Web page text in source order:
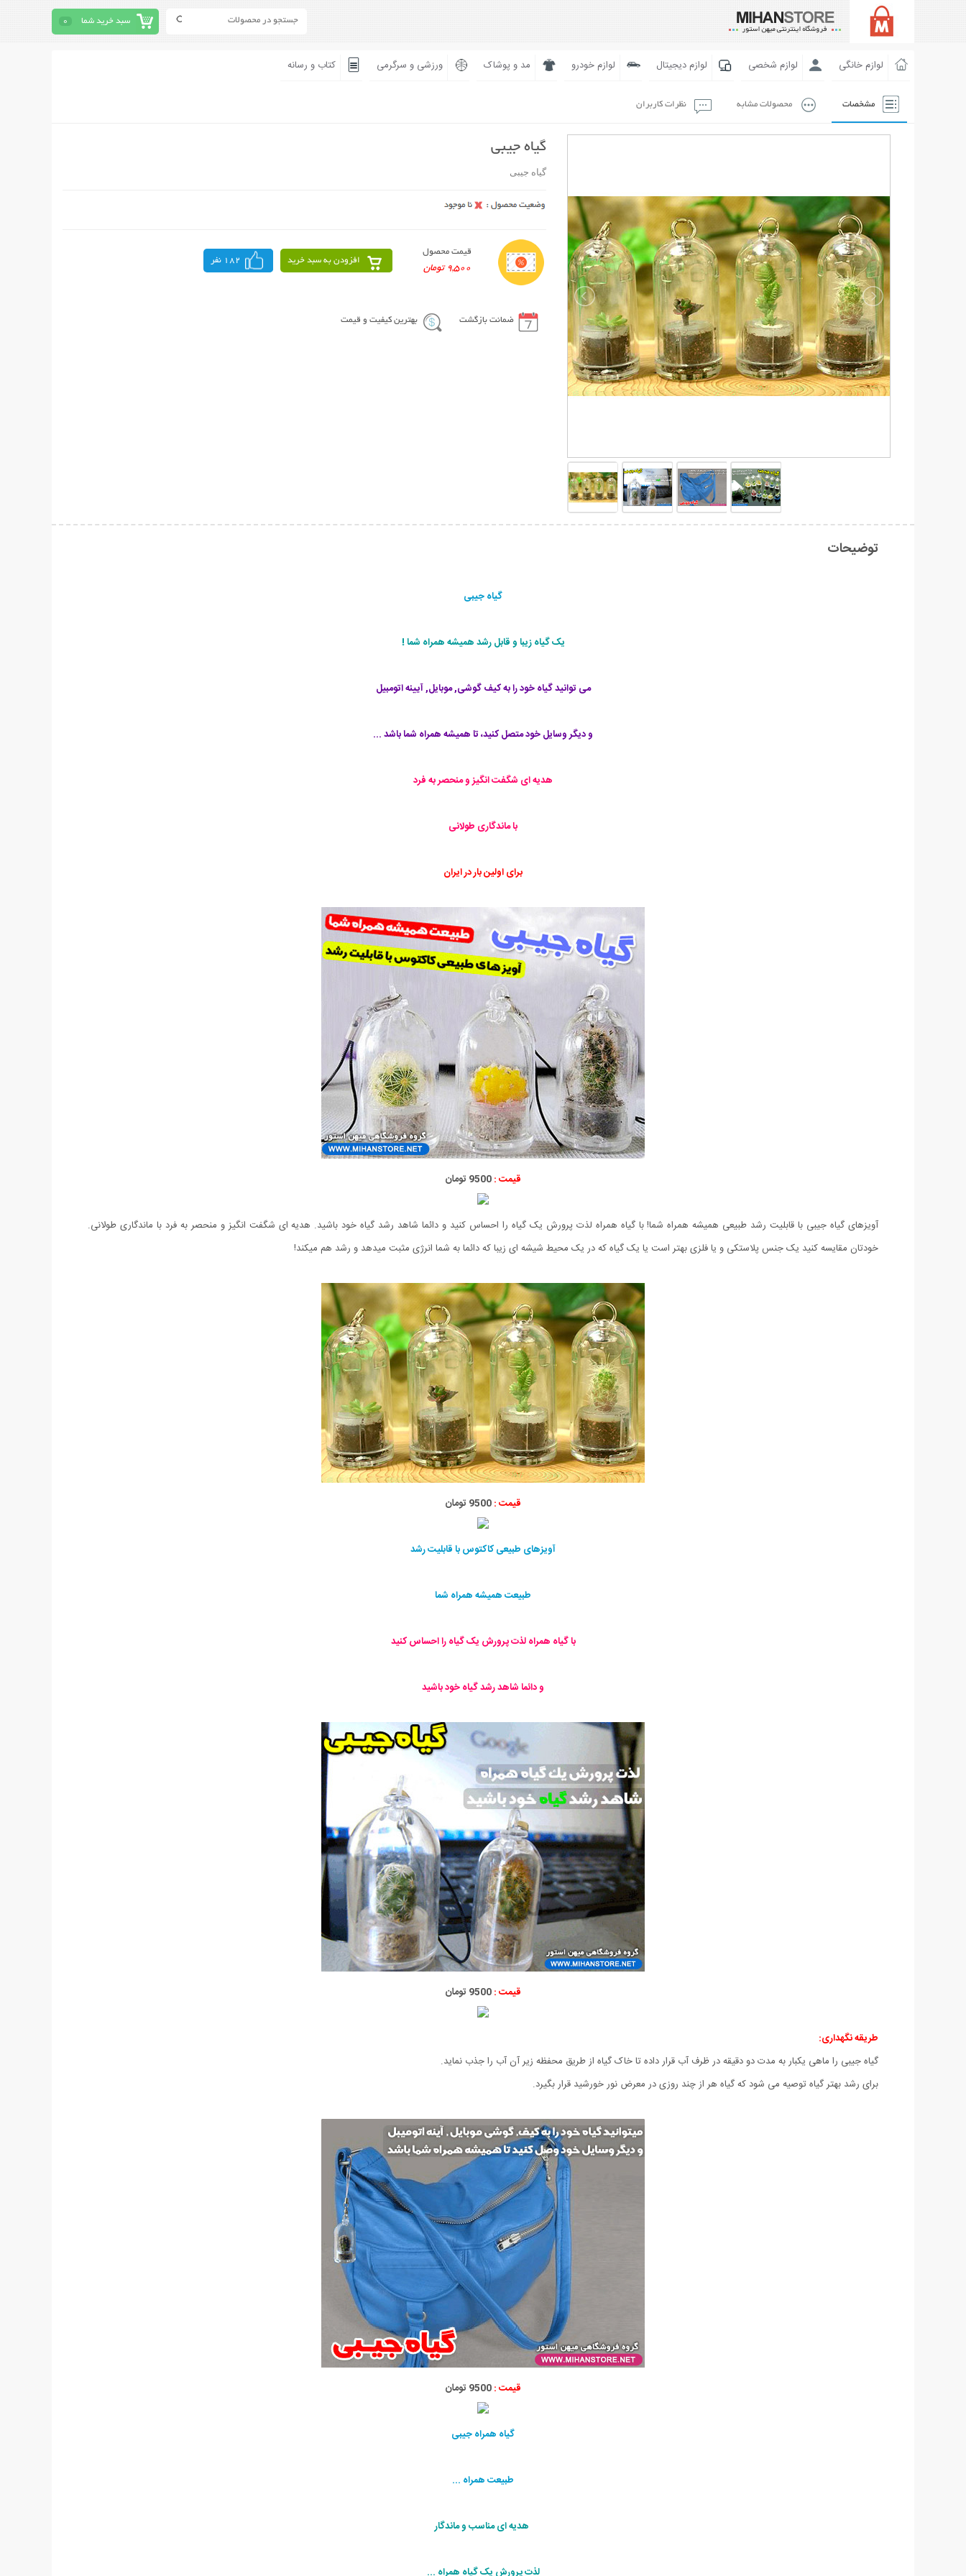
سبد خرید شما 0
لوازم خانگی لوازم شخصی لوازم دیجیتال لوازم خودرو مد و پوشاک ورزشی و سرگرمی کتاب و رسانه
مشخصات محصولات مشابه نظرات کاربران
گیاه جیبی
گیاه جیبی
قیمت محصول
9,500 تومان
افزودن به سبد خرید 182 نفر
ضمانت بازگشت بهترین کیفیت و قیمت
توضیحات
گیاه جیبی
یک گیاه زیبا و قابل رشد همیشه همراه شما !
می توانید گیاه خود را به کیف گوشی, موبایل, آیینه اتومبیل
و دیگر وسایل خود متصل کنید، تا همیشه همراه شما باشد ...
هدیه ای شگفت انگیز و منحصر به فرد
با ماندگاری طولانی
برای اولین بار در ایران
قیمت :9500 تومان
آویزهای گیاه جیبی با قابلیت رشد طبیعی همیشه همراه شما! با گیاه همراه لذت پرورش یک گیاه را احساس کنید و دائما شاهد رشد گیاه خود باشید. هدیه ای شگفت انگیز و منحصر به فرد با ماندگاری طولانی.
خودتان مقایسه کنید یک جنس پلاستکی و یا فلزی بهتر است یا یک گیاه که در یک محیط شیشه ای زیبا که دائما به شما انرژی مثبت میدهد و رشد هم میکند!
قیمت :9500 تومان
آویزهای طبیعی کاکتوس با قابلیت رشد
طبیعت همیشه همراه شما
با گیاه همراه لذت پرورش یک گیاه را احساس کنید
و دائما شاهد رشد گیاه خود باشید
قیمت :9500 تومان
طریقه نگهداری:
گیاه جیبی را ماهی یکبار به مدت دو دقیقه در ظرف آب قرار داده تا خاک گیاه از طریق محفظه زیر آن آب را جذب نماید.
برای رشد بهتر گیاه توصیه می شود که گیاه هر از چند روزی در معرض نور خورشید قرار بگیرد.
قیمت :9500 تومان
گیاه همراه جیبی
طبیعت همراه ...
هدیه ای مناسب و ماندگار
لذت پرورش یک گیاه همراه ...